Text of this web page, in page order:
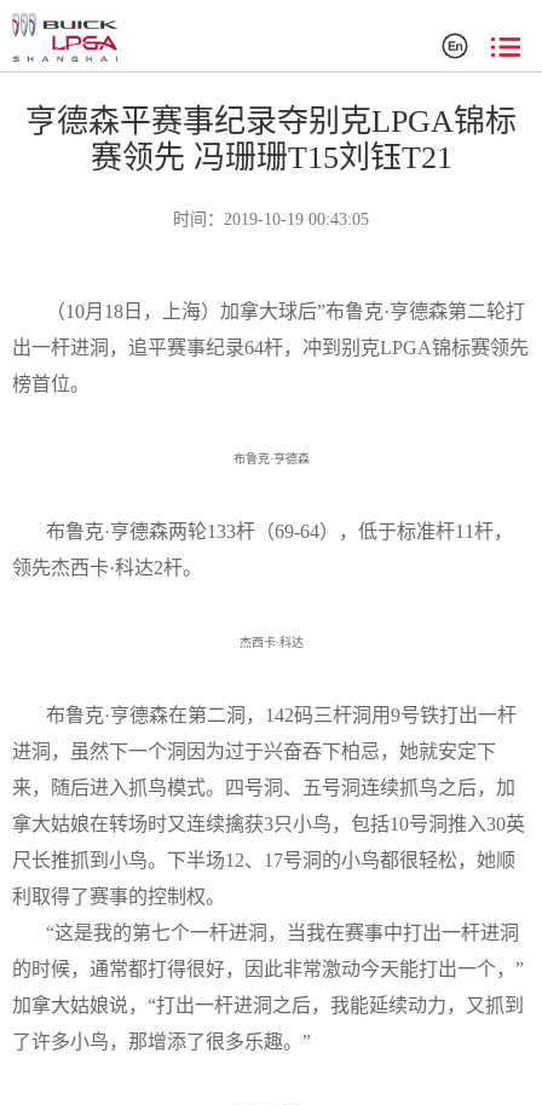
亨德森平赛事纪录夺别克LPGA锦标
赛领先 冯珊珊T15刘钰T21
时间：2019-10-19 00:43:05
（10月 18 日，上海）加拿大球后”布鲁克·亨德森第二轮打
出一杆进洞，追平赛事纪录64杆，冲到别克LPGA锦标赛领先
榜首位。
布鲁克·亨德森
布鲁克·亨德森两轮133杆（69-64），低于标准杆11杆，
领先杰西卡·科达2杆。
杰西卡·科达
布鲁克·亨德森在第二洞， 142码三杆洞用9号铁打出一杆
进洞，虽然下一个洞因为过于兴奋吞下柏忌，她就安定下
来，随后进入抓鸟模式。四号洞、五号洞连续抓鸟之后，加
拿大姑娘在转场时又连续擒获3只小鸟，包括10号洞推入30英
尺长推抓到小鸟。下半场12、 17号洞的小鸟都很轻松，她顺
利取得了赛事的控制权。
“这是我的第七个一杆进洞，当我在赛事中打出一杆进洞
的时候，通常都打得很好，因此非常激动今天能打出一个，”
加拿大姑娘说，“打出一杆进洞之后，我能延续动力，又抓到
了许多小鸟，那增添了很多乐趣。”